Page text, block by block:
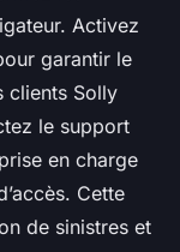
Activez
garantir le
clients Solly
le support
en charge
Cette
de sinistres et